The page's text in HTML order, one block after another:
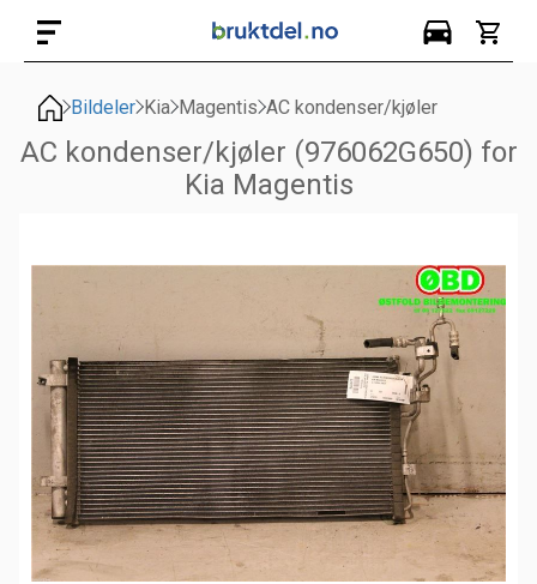
Bildeler Kia Magentis AC kondenser/kjøler
AC kondenser/kjøler (976062G650) for
Kia Magentis